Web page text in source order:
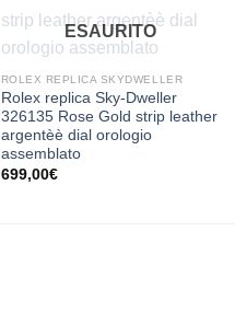
ESAURITO
ROLEX REPLICA SKYDWELLER
Rolex replica Sky-Dweller
326135 Rose Gold strip leather
argentèè dial orologio
assemblato
699,00€